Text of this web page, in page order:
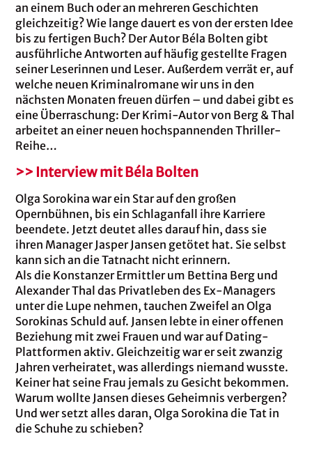
an einem Buch oder an mehreren Geschichten
gleichzeitig? Wie lange dauert es von der ersten Idee
bis zu fertigen Buch? Der Autor Béla Bolten gibt
ausführliche Antworten auf häufig gestellte Fragen
seiner Leserinnen und Leser. Außerdem verrät er, auf
welche neuen Kriminalromane wir uns in den
nächsten Monaten freuen dürfen – und dabei gibt es
eine Überraschung: Der Krimi-Autor von Berg & Thal
arbeitet an einer neuen hochspannenden Thriller-
Reihe…
>> Interview mit Béla Bolten
Olga Sorokina war ein Star auf den großen
Opernbühnen, bis ein Schlaganfall ihre Karriere
beendete. Jetzt deutet alles darauf hin, dass sie
ihren Manager Jasper Jansen getötet hat. Sie selbst
kann sich an die Tatnacht nicht erinnern.
Als die Konstanzer Ermittler um Bettina Berg und
Alexander Thal das Privatleben des Ex-Managers
unter die Lupe nehmen, tauchen Zweifel an Olga
Sorokinas Schuld auf. Jansen lebte in einer offenen
Beziehung mit zwei Frauen und war auf Dating-
Plattformen aktiv. Gleichzeitig war er seit zwanzig
Jahren verheiratet, was allerdings niemand wusste.
Keiner hat seine Frau jemals zu Gesicht bekommen.
Warum wollte Jansen dieses Geheimnis verbergen?
Und wer setzt alles daran, Olga Sorokina die Tat in
die Schuhe zu schieben?